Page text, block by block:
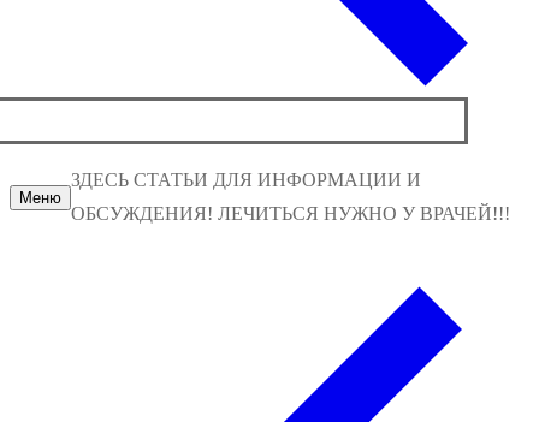
Меню
ЗДЕСЬ СТАТЬИ ДЛЯ ИНФОРМАЦИИ И
ОБСУЖДЕНИЯ! ЛЕЧИТЬСЯ НУЖНО У ВРАЧЕЙ!!!